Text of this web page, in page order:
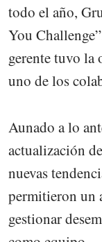
todo el año,
You
gerente tuvo la
uno de los
Aunado a lo
actualización
nuevas
permitieron un
gestionar